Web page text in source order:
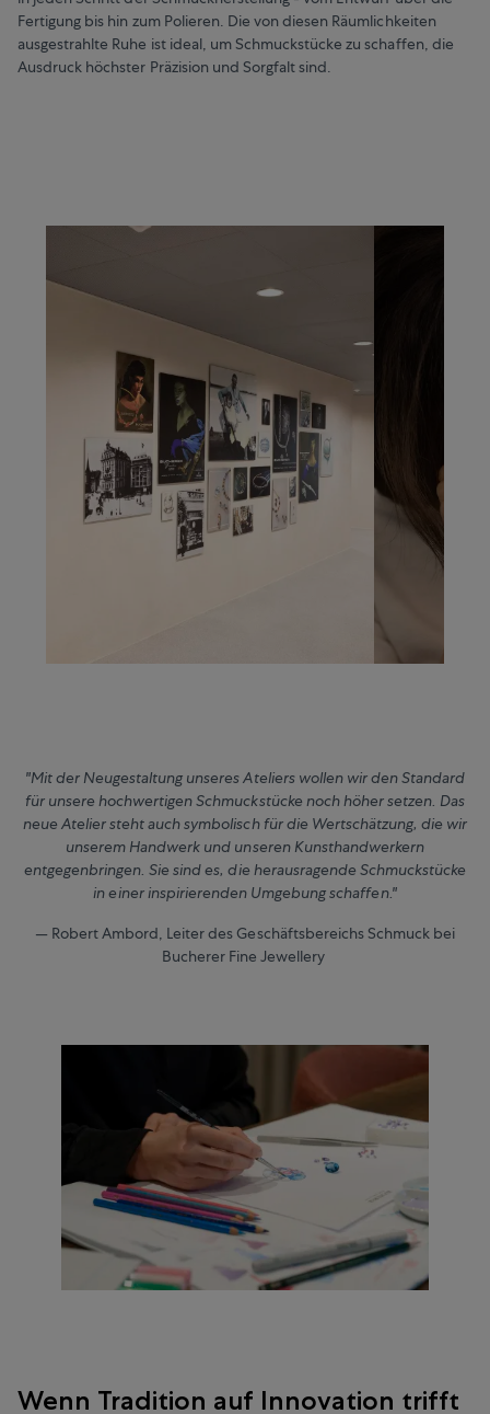
Fertigung bis hin zum Polieren. Die von diesen Räumlichkeiten
ausgestrahlte Ruhe ist ideal, um Schmuckstücke zu schaffen, die
Ausdruck höchster Präzision und Sorgfalt sind.
"Mit der Neugestaltung unseres Ateliers wollen wir den Standard
für unsere hochwertigen Schmuckstücke noch höher setzen. Das
neue Atelier steht auch symbolisch für die Wertschätzung, die wir
unserem Handwerk und unseren Kunsthandwerkern
entgegenbringen. Sie sind es, die herausragende Schmuckstücke
in einer inspirierenden Umgebung schaffen."
— Robert Ambord, Leiter des Geschäftsbereichs Schmuck bei
Bucherer Fine Jewellery
Wenn Tradition auf Innovation trifft